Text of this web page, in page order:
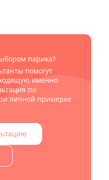
парика?
помогут
именно
по
личной примерке